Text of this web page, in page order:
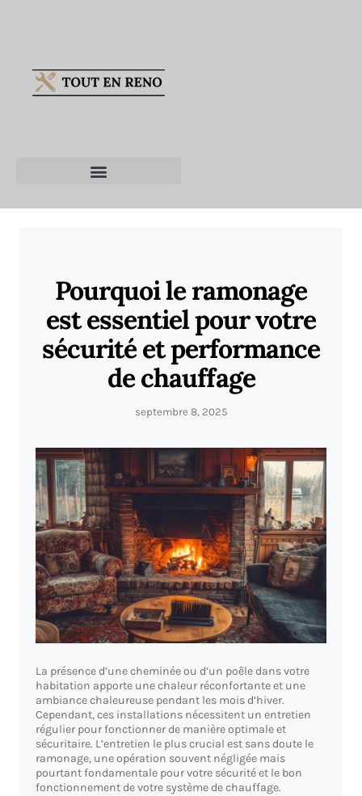
Pourquoi le ramonage
est essentiel pour votre
sécurité et performance
de chauffage
septembre 8, 2025
La présence d’une cheminée ou d’un poêle dans votre
habitation apporte une chaleur réconfortante et une
ambiance chaleureuse pendant les mois d’hiver.
Cependant, ces installations nécessitent un entretien
régulier pour fonctionner de manière optimale et
sécuritaire. L’entretien le plus crucial est sans doute le
ramonage, une opération souvent négligée mais
pourtant fondamentale pour votre sécurité et le bon
fonctionnement de votre système de chauffage.